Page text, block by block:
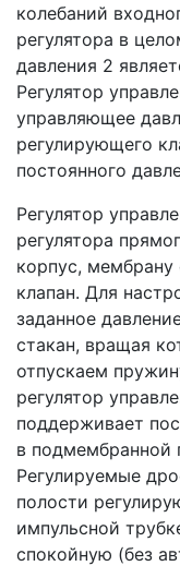
колебаний
регулятора в
давления 2
Регулятор
управляющее
регулирующего
постоянного
Регулятор
регулятора
корпус, мембрану
клапан. Для
заданное
стакан, вращая
отпускаем
регулятор
поддерживает
в подмембранной
Регулируемые
полости
импульсной
спокойную (без